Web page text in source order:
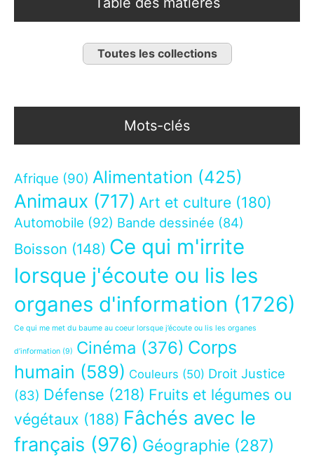
Toutes les collections
Mots-clés
Afrique (90) Alimentation (425)
Animaux (717) Art et culture (180)
Automobile (92) Bande dessinée (84)
Boisson (148) Ce qui m'irrite
lorsque j'écoute ou lis les
organes d'information (1726)
Ce qui me met du baume au coeur lorsque j’écoute ou lis les organes
d’information (9) Cinéma (376) Corps
humain (589) Couleurs (50) Droit Justice
(83) Défense (218) Fruits et légumes ou
végétaux (188) Fâchés avec le
français (976) Géographie (287)